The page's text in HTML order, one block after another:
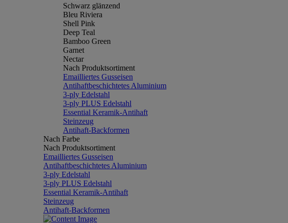
Schwarz glänzend
Bleu Riviera
Shell Pink
Deep Teal
Bamboo Green
Garnet
Nectar
Nach Produktsortiment
Emailliertes Gusseisen
Antihaftbeschichtetes Aluminium
3-ply Edelstahl
3-ply PLUS Edelstahl
Essential Keramik-Antihaft
Steinzeug
Antihaft-Backformen
Nach Farbe
Nach Produktsortiment
Emailliertes Gusseisen
Antihaftbeschichtetes Aluminium
3-ply Edelstahl
3-ply PLUS Edelstahl
Essential Keramik-Antihaft
Steinzeug
Antihaft-Backformen